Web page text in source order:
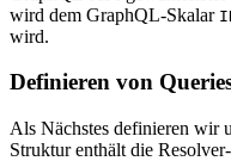
wird dem GraphQL-Skalar
wird.
Definieren von
Als Nächstes definieren wir
Struktur enthält die